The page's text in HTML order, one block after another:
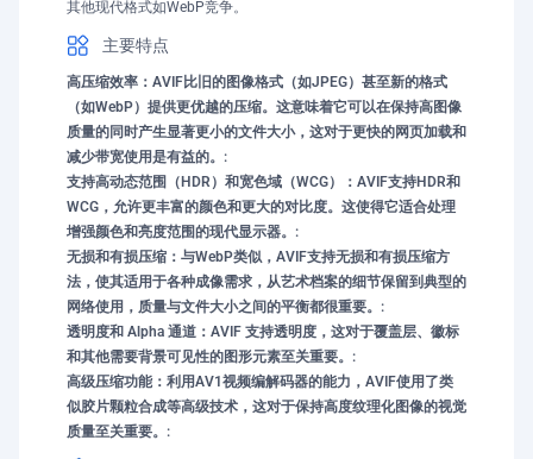
其他现代格式如WebP竞争。
主要特点
高压缩效率：AVIF比旧的图像格式（如JPEG）甚至新的格式
（如WebP）提供更优越的压缩。这意味着它可以在保持高图像
质量的同时产生显著更小的文件大小，这对于更快的网页加载和
减少带宽使用是有益的。:
支持高动态范围（HDR）和宽色域（WCG）：AVIF支持HDR和
WCG，允许更丰富的颜色和更大的对比度。这使得它适合处理
增强颜色和亮度范围的现代显示器。:
无损和有损压缩：与WebP类似，AVIF支持无损和有损压缩方
法，使其适用于各种成像需求，从艺术档案的细节保留到典型的
网络使用，质量与文件大小之间的平衡都很重要。:
透明度和 Alpha 通道：AVIF 支持透明度，这对于覆盖层、徽标
和其他需要背景可见性的图形元素至关重要。:
高级压缩功能：利用AV1视频编解码器的能力，AVIF使用了类
似胶片颗粒合成等高级技术，这对于保持高度纹理化图像的视觉
质量至关重要。: